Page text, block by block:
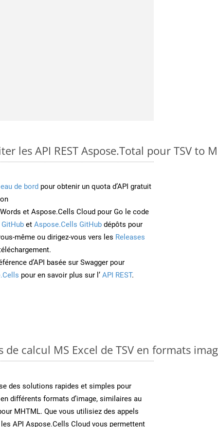
les API REST Aspose.Total pour TSV to
de bord pour obtenir un quota d’API gratuit
et Aspose.Cells Cloud pour Go le code
et Aspose.Cells GitHub dépôts pour
même ou dirigez-vous vers les Releases
d’API basée sur Swagger pour
pour en savoir plus sur l’ API REST.
calcul MS Excel de TSV en formats
des solutions rapides et simples pour
différents formats d’image, similaires au
MHTML. Que vous utilisiez des appels
les API Aspose.Cells Cloud vous permettent